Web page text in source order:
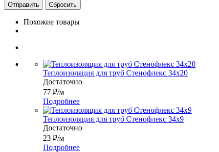
Сбросить
Похожие товары
Теплоизоляция для труб Стенофлекс 34х20
Достаточно
77 ₽/м
Подробнее
Теплоизоляция для труб Стенофлекс 34х9
Достаточно
23 ₽/м
Подробнее